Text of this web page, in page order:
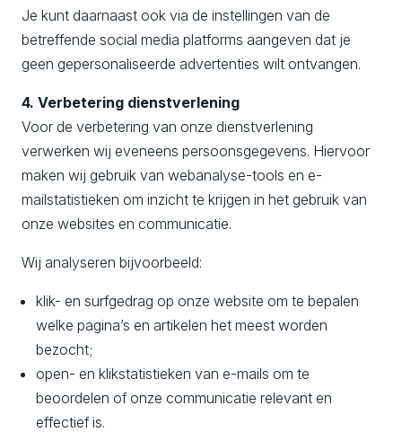
Je kunt daarnaast ook via de instellingen van de
betreffende social media platforms aangeven dat je
geen gepersonaliseerde advertenties wilt ontvangen.
4. Verbetering dienstverlening
Voor de verbetering van onze dienstverlening
verwerken wij eveneens persoonsgegevens. Hiervoor
maken wij gebruik van webanalyse-tools en e-
mailstatistieken om inzicht te krijgen in het gebruik van
onze websites en communicatie.
Wij analyseren bijvoorbeeld:
klik- en surfgedrag op onze website om te bepalen
welke pagina’s en artikelen het meest worden
bezocht;
open- en klikstatistieken van e-mails om te
beoordelen of onze communicatie relevant en
effectief is.